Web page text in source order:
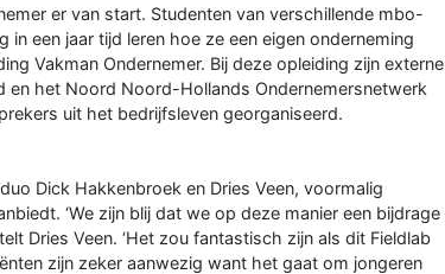
er van start. Studenten van verschillende mbo-
een jaar tijd leren hoe ze een eigen onderneming
Vakman Ondernemer. Bij deze opleiding zijn externe
en het Noord Noord-Hollands Ondernemersnetwerk
uit het bedrijfsleven georganiseerd.
Dick Hakkenbroek en Dries Veen, voormalig
‘We zijn blij dat we op deze manier een bijdrage
Dries Veen. ‘Het zou fantastisch zijn als dit Fieldlab
zijn zeker aanwezig want het gaat om jongeren